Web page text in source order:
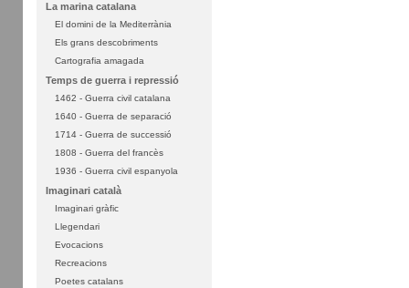
La marina catalana
El domini de la Mediterrània
Els grans descobriments
Cartografia amagada
Temps de guerra i repressió
1462 - Guerra civil catalana
1640 - Guerra de separació
1714 - Guerra de successió
1808 - Guerra del francès
1936 - Guerra civil espanyola
Imaginari català
Imaginari gràfic
Llegendari
Evocacions
Recreacions
Poetes catalans